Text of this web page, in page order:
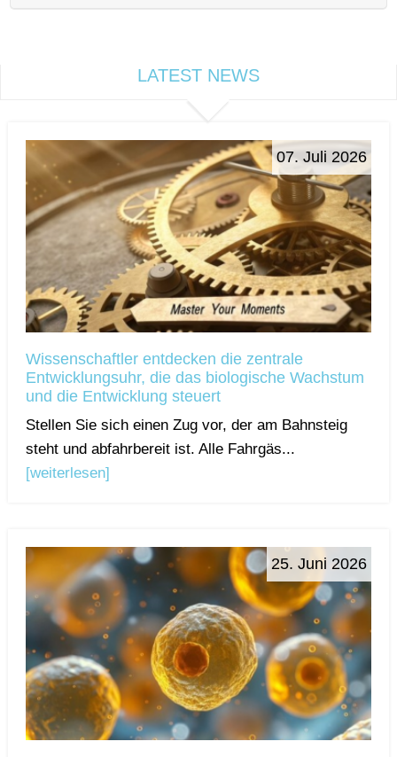
LATEST NEWS
07. Juli 2026
Wissenschaftler entdecken die zentrale
Entwicklungsuhr, die das biologische Wachstum
und die Entwicklung steuert
Stellen Sie sich einen Zug vor, der am Bahnsteig
steht und abfahrbereit ist. Alle Fahrgäs...
[weiterlesen]
25. Juni 2026